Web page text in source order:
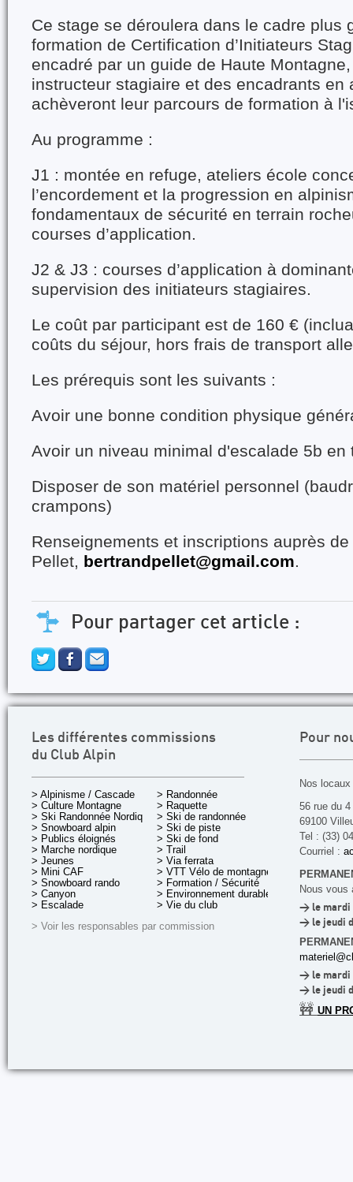
Ce stage se déroulera dans le cadre plus
formation de Certification d’Initiateurs
encadré par un guide de Haute
instructeur stagiaire et des encadrants en
achèveront leur parcours de formation à
Au programme :
J1 : montée en refuge, ateliers école
l’encordement et la progression en
fondamentaux de sécurité en terrain
courses d’application.
J2 & J3 : courses d’application à
supervision des initiateurs stagiaires.
Le coût par participant est de 160 €
coûts du séjour, hors frais de transport
Les prérequis sont les suivants :
Avoir une bonne condition physique
Avoir un niveau minimal d'escalade 5b en
Disposer de son matériel personnel
crampons)
Renseignements et inscriptions auprès
Pellet, bertrandpellet@gmail.com.
Pour partager cet article :
Les différentes commissions
du Club Alpin
> Alpinisme / Cascade
> Culture Montagne
> Ski Randonnée Nordique
> Snowboard alpin
> Publics éloignés
> Marche nordique
> Jeunes
> Mini CAF
> Snowboard rando
> Canyon
> Escalade
> Randonnée
> Raquette
> Ski de randonnée
> Ski de piste
> Ski de fond
> Trail
> Via ferrata
> VTT Vélo de montagne
> Formation / Sécurité
> Environnement durable
> Vie du club
> Voir les responsables par commission
Pour
Nos
56 rue du
69100
Tel : (33)
Courriel :
Nous vous
> le mardi
> le jeudi
> le mardi
> le jeudi
🚧 UN